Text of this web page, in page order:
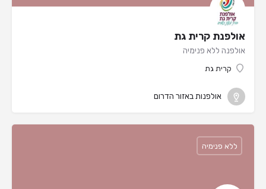
אולפנת קרית גת
אולפנה ללא פנימיה
קרית גת
אולפנות באזור הדרום
ללא פנימיה